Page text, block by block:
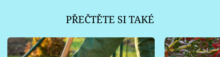
PŘEČTĚTE SI TAKÉ